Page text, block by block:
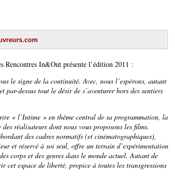
In&Out présente l’édition 2011 :
le signe de la continuité. Avec, nous l’espérons, autant
par-dessus tout le désir de s’aventurer hors des sentiers
« l’Intime » en thème central de sa programmation, la
réalisateurs dont nous vous proposons les films.
des cadres normatifs (et cinématographiques),
et réservé à soi seul, offre un terrain d’expérimentation
corps et des genres dans le monde actuel. Autant de
cet espace de liberté, propice à toutes les transgressions